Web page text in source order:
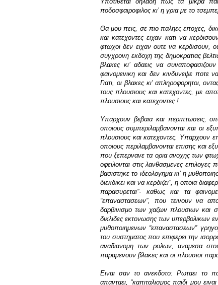
ποδοσφαιροφιλος κι’ η γρια με το
Θα μου πεις, σε πιο παληες εποχες,
και κατεχοντες ειχαν κατι να
φτωχοι δεν ειχαν ουτε να κερδισουν,
συγχρονη εκδοχη της δημοκρατιας
βλακες κι’ αδαεις να
φαινομενικη και δεν κινδυνεψε ποτε
Γιατι, οι βλακες κι’ απληροφορητοι,
τους πλουσιους και κατεχοντες, με
πλουσιους και κατεχοντες !
Υπαρχουν βεβαια και περιπτωσεις,
οποιους συμπεριλαμβανονται και οι
πλουσιους και κατεχοντες. Υπαρχουν
οποιους περιλαμβανονται επισης και
που ξεπερνανε τα ορια ανοχης των
οφειλονται στις λανθασμενες επιλογες
βασιστηκε το ιδεολογημα κι’ η
διεκδικει και να κερδιζει”, η οποια
παρασυρεται”- καθως και τα
“επαναστασεων”, που τεινουν να
δαρβινισμο των χαζων πλουσιων και
δικλιδες εκτονωσης των υπερβολικων
μυθοποιημενων “επαναστασεων”
του συστηματος που επιφερει την
αναδιανομη των ρολων, αναμεσα
παραμενουν βλακες και οι πλουσιοι
Ειναι σαν το ανεκδοτο: Ρωταει το
απανταει, “καπιταλισμος παιδι μου